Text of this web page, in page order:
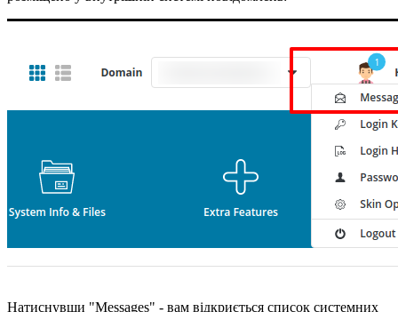
Натиснувши "Messages" - вам відкриється список системних